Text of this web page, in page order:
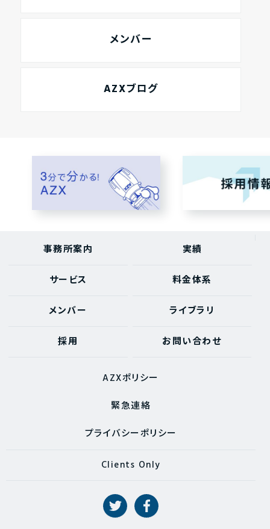
メンバー
AZXブログ
事務所案内 実績
サービス 料金体系
メンバー ライブラリ
採用 お問い合わせ
AZXポリシー
緊急連絡
プライバシーポリシー
Clients Only